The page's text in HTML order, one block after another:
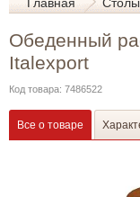
Обеденный
Italexport
Код товара: 7486522
Все о товаре